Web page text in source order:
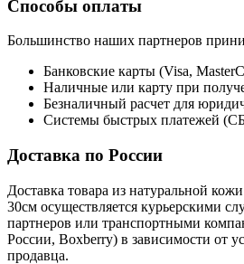
Способы оплаты
Большинство наших партнеров
Банковские карты (Visa,
Наличные или карту при
Безналичный расчет для
Системы быстрых платежей
Доставка по России
Доставка товара из натуральной
30см осуществляется курьерскими
партнеров или транспортными
России, Boxberry) в зависимости от
продавца.